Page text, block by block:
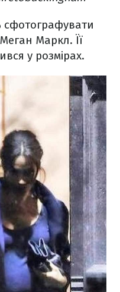
сфотографувати
Маркл. Її
у розмірах.